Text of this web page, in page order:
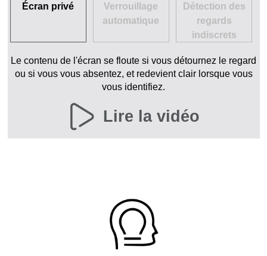
Écran privé
Verrouillage
automatique
Détection des
regards
indiscrets
Le contenu de l'écran se floute si vous détournez le regard
ou si vous vous absentez, et redevient clair lorsque vous
vous identifiez.
Lire la vidéo